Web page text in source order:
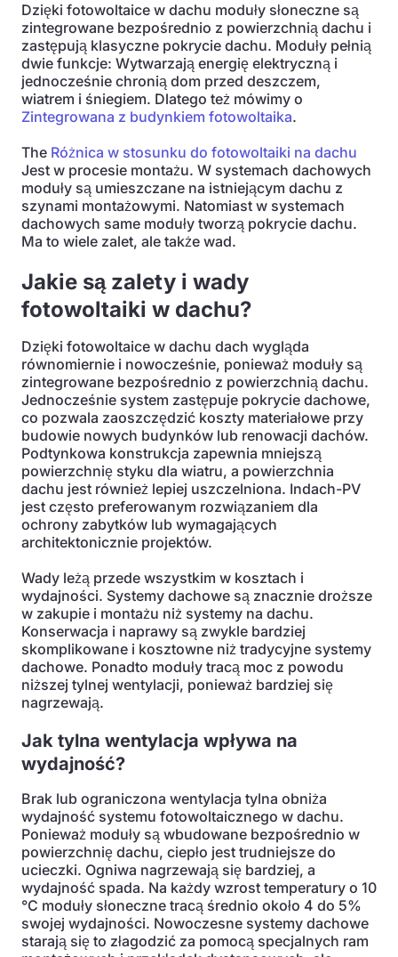
Dzięki fotowoltaice w dachu moduły słoneczne są
zintegrowane bezpośrednio z powierzchnią dachu i
zastępują klasyczne pokrycie dachu. Moduły pełnią
dwie funkcje: Wytwarzają energię elektryczną i
jednocześnie chronią dom przed deszczem,
wiatrem i śniegiem. Dlatego też mówimy o
Zintegrowana z budynkiem fotowoltaika.
The Różnica w stosunku do fotowoltaiki na dachu
Jest w procesie montażu. W systemach dachowych
moduły są umieszczane na istniejącym dachu z
szynami montażowymi. Natomiast w systemach
dachowych same moduły tworzą pokrycie dachu.
Ma to wiele zalet, ale także wad.
Jakie są zalety i wady
fotowoltaiki w dachu?
Dzięki fotowoltaice w dachu dach wygląda
równomiernie i nowocześnie, ponieważ moduły są
zintegrowane bezpośrednio z powierzchnią dachu.
Jednocześnie system zastępuje pokrycie dachowe,
co pozwala zaoszczędzić koszty materiałowe przy
budowie nowych budynków lub renowacji dachów.
Podtynkowa konstrukcja zapewnia mniejszą
powierzchnię styku dla wiatru, a powierzchnia
dachu jest również lepiej uszczelniona. Indach-PV
jest często preferowanym rozwiązaniem dla
ochrony zabytków lub wymagających
architektonicznie projektów.
Wady leżą przede wszystkim w kosztach i
wydajności. Systemy dachowe są znacznie droższe
w zakupie i montażu niż systemy na dachu.
Konserwacja i naprawy są zwykle bardziej
skomplikowane i kosztowne niż tradycyjne systemy
dachowe. Ponadto moduły tracą moc z powodu
niższej tylnej wentylacji, ponieważ bardziej się
nagrzewają.
Jak tylna wentylacja wpływa na
wydajność?
Brak lub ograniczona wentylacja tylna obniża
wydajność systemu fotowoltaicznego w dachu.
Ponieważ moduły są wbudowane bezpośrednio w
powierzchnię dachu, ciepło jest trudniejsze do
ucieczki. Ogniwa nagrzewają się bardziej, a
wydajność spada. Na każdy wzrost temperatury o 10
°C moduły słoneczne tracą średnio około 4 do 5%
swojej wydajności. Nowoczesne systemy dachowe
starają się to złagodzić za pomocą specjalnych ram